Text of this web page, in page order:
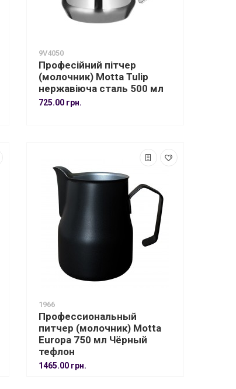
9V4050
Професійний пітчер
(молочник) Motta Tulip
нержавіюча сталь 500 мл
725.00 грн.
1966
Профессиональный
питчер (молочник) Motta
Europa 750 мл Чёрный
тефлон
1465.00 грн.